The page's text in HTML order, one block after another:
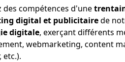
des compétences d'une
digital et publicitairede
digitale, exerçant différents
webmarketing, content
etc.).